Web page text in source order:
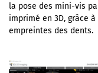
la pose des mini-vis
imprimé en 3D, grâce
empreintes des dents.